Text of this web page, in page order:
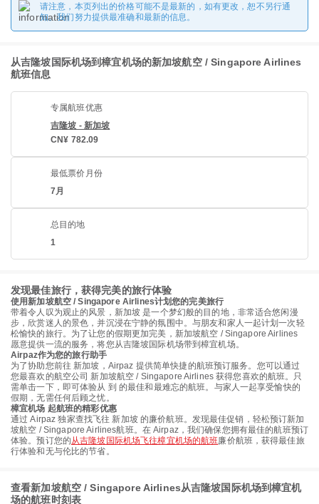
请注意，本页列出的价格可能不是最新的，如有更改，恕不另行通
知。我们努力提供最准确和最新的信息。
从吉隆坡国际机场到樟宜机场的新加坡航空 / Singapore Airlines
航班信息
专属航班优惠
吉隆坡 - 新加坡
CN¥ 782.09
最低票价月份
7月
总目的地
1
发现最佳旅行，获得完美的旅行体验
使用新加坡航空 / Singapore Airlines计划您的完美旅行
带着令人叹为观止的风景，新加坡 是一个梦幻般的目的地，非常适合悠闲漫
步，欣赏迷人的景色，并沉浸在宁静的氛围中。与朋友和家人一起计划一次轻
松愉快的旅行。为了让您的假期更加完美，新加坡航空 / Singapore Airlines
愿意提供一流的服务，将您从吉隆坡国际机场带到樟宜机场。
Airpaz作为您的旅行助手
为了协助您前往 新加坡，Airpaz 提供简单快捷的航班预订服务。您可以通过
您最喜欢的航空公司 新加坡航空 / Singapore Airlines 获得您喜欢的航班。只
需单击一下，即可体验从 到 的最佳和最难忘的航班。与家人一起享受愉快的
假期，无需任何后顾之忧。
樟宜机场 起航班的精彩优惠
通过 Airpaz 独家查找飞往 新加坡 的廉价航班。发现最佳促销，轻松预订新加
坡航空 / Singapore Airlines航班。在 Airpaz，我们确保您拥有最佳的航班预订
体验。预订您的从吉隆坡国际机场飞往樟宜机场的航班廉价航班，获得最佳旅
行体验和无与伦比的节省。
查看新加坡航空 / Singapore Airlines从吉隆坡国际机场到樟宜机
场的航班时刻表